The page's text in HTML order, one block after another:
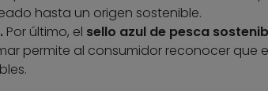
hasta un origen sostenible.
Por último, el sello azul de pesca
permite al consumidor reconocer que